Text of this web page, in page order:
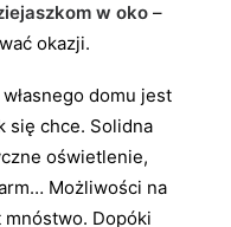
w oko –
okazji.
domu jest
się chce. Solidna
oświetlenie,
Możliwości na
Dopóki